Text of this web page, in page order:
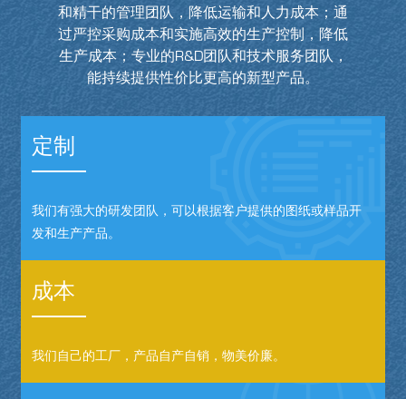
和精干的管理团队，降低运输和人力成本；通
过严控采购成本和实施高效的生产控制，降低
生产成本；专业的R&D团队和技术服务团队，
能持续提供性价比更高的新型产品。
定制
我们有强大的研发团队，可以根据客户提供的图纸或样品开
发和生产产品。
成本
我们自己的工厂，产品自产自销，物美价廉。